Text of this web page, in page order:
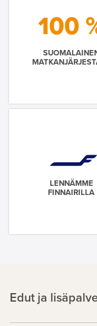
100
LENNÄMME
FINNAIRILLA
Edut ja